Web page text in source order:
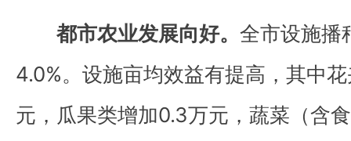
都市农业发展向好。 全市设施播
4.0%。设施亩均效益有提高，其中
元，瓜果类增加0.3万元， 蔬菜（含